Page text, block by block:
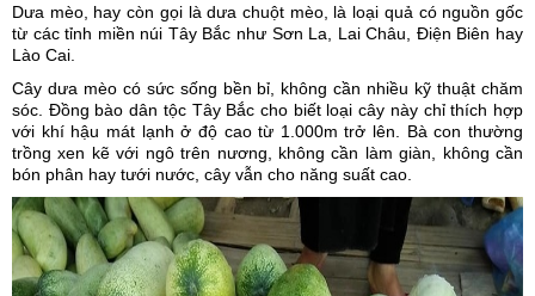
Dưa mèo, hay còn gọi là dưa chuột mèo, là loại quả có nguồn gốc
từ các tỉnh miền núi Tây Bắc như Sơn La, Lai Châu, Điện Biên hay
Lào Cai.
Cây dưa mèo có sức sống bền bỉ, không cần nhiều kỹ thuật chăm
sóc. Đồng bào dân tộc Tây Bắc cho biết loại cây này chỉ thích hợp
với khí hậu mát lạnh ở độ cao từ 1.000m trở lên. Bà con thường
trồng xen kẽ với ngô trên nương, không cần làm giàn, không cần
bón phân hay tưới nước, cây vẫn cho năng suất cao.